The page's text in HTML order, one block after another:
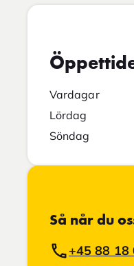
Vardagar
Lördag
Söndag
Så når du
+45 88 18